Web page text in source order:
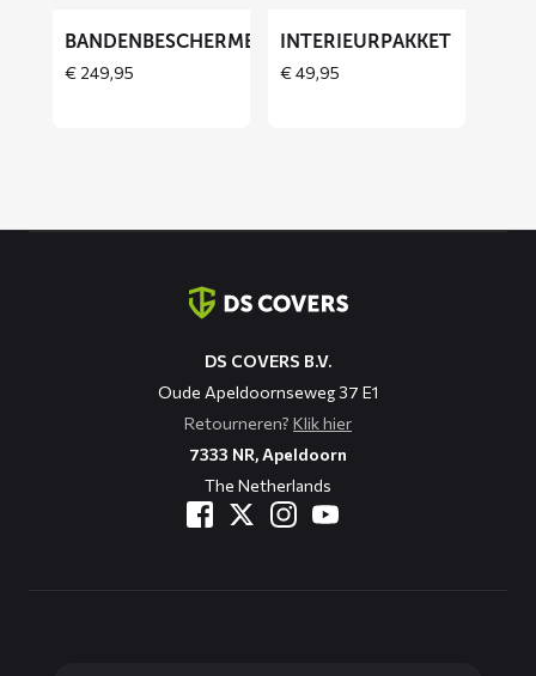
BANDENBESCHERMERS
€ 249,95
INTERIEURPAKKET
€49,95
DS COVERS B.V.
Oude Apeldoornseweg 37 E1
Retourneren? Klik hier
7333 NR, Apeldoorn
The Netherlands